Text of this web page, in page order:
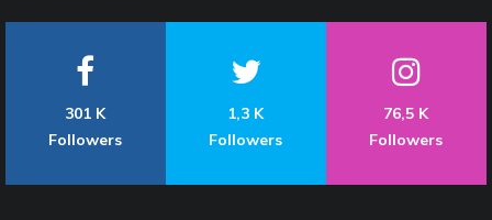
301 K
Followers
1,3 K
Followers
76,5 K
Followers